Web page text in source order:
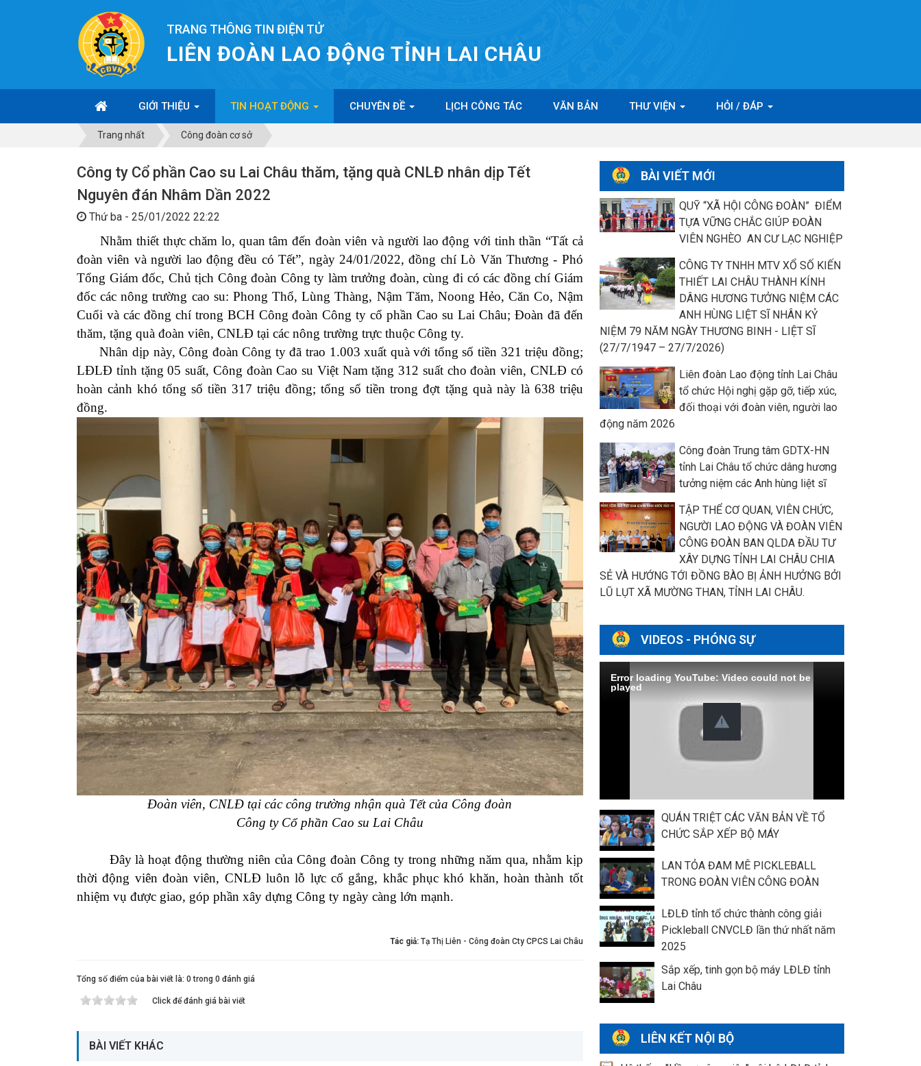
TRANG THÔNG TIN ĐIỆN TỬ
LIÊN ĐOÀN LAO ĐỘNG TỈNH LAI CHÂU
GIỚI THIỆU TIN HOẠT ĐỘNG CHUYÊN ĐỀ LỊCH CÔNG TÁC VĂN BẢN THƯ VIỆN HỎI / ĐÁP
Trang nhất Công đoàn cơ sở
Công ty Cổ phần Cao su Lai Châu thăm, tặng quà CNLĐ nhân dịp Tết
Nguyên đán Nhâm Dần 2022
Thứ ba - 25/01/2022 22:22
Nhằm thiết thực chăm lo, quan tâm đến đoàn viên và người lao động với tinh thần “Tất cả
đoàn viên và người lao động đều có Tết”, ngày 24/01/2022, đồng chí Lò Văn Thương - Phó
Tổng Giám đốc, Chủ tịch Công đoàn Công ty làm trưởng đoàn,cùng đi có các đồng chí Giám
đốc các nông trường cao su: Phong Thổ, Lùng Thàng, Nậm Tăm, Noong Hẻo, Căn Co, Nậm
Cuổi và các đồng chí trong BCH Công đoàn Công ty cổ phần Cao su Lai Châu; Đoàn đã đến
thăm, tặng quà đoàn viên, CNLĐ tại các nông trường trực thuộc Công ty.
Nhân dịp này, Công đoàn Công ty đã trao 1.003 xuất quà với tổng số tiền 321 triệu đồng;
LĐLĐ tỉnh tặng 05suất, Công đoàn Cao su Việt Nam tặng 312 suất chođoàn viên, CNLĐ có
hoàn cảnh khó tổng số tiền 317 triệu đồng; tổng số tiền trong đợt tặng quà này là 638 triệu
đồng.
Đoàn viên, CNLĐ tại các công trường nhận quà Tết của Công đoàn
Công ty Cổ phần Cao su Lai Châu
Đây là hoạt động thường niên của Công đoàn Công ty trong những năm qua, nhằm kịp
thờiđộng viên đoàn viên, CNLĐ luôn lỗ lực cố gắng, khắc phục khó khăn, hoàn thành tốt
nhiệm vụ được giao, góp phần xây dựng Công ty ngày càng lớn mạnh.
Tác giả: Tạ Thị Liên - Công đoàn Cty CPCS Lai Châu
Tổng số điểm của bài viết là: 0 trong 0 đánh giá
Click để đánh giá bài viết
BÀI VIẾT KHÁC
BÀI VIẾT MỚI
QUỸ “XÃ HỘI CÔNG ĐOÀN” ĐIỂM
TỰA VỮNG CHẮC GIÚP ĐOÀN
VIÊN NGHÈO AN CƯ LẠC NGHIỆP
CÔNG TY TNHH MTV XỔ SỐ KIẾN
THIẾT LAI CHÂU THÀNH KÍNH
DÂNG HƯƠNG TƯỞNG NIỆM CÁC
ANH HÙNG LIỆT SĨ NHÂN KỶ
NIỆM 79 NĂM NGÀY THƯƠNG BINH - LIỆT SĨ
(27/7/1947 – 27/7/2026)
Liên đoàn Lao động tỉnh Lai Châu
tổ chức Hội nghị gặp gỡ, tiếp xúc,
đối thoại với đoàn viên, người lao
động năm 2026
Công đoàn Trung tâm GDTX-HN
tỉnh Lai Châu tổ chức dâng hương
tưởng niệm các Anh hùng liệt sĩ
TẬP THỂ CƠ QUAN, VIÊN CHỨC,
NGƯỜI LAO ĐỘNG VÀ ĐOÀN VIÊN
CÔNG ĐOÀN BAN QLDA ĐẦU TƯ
XÂY DỰNG TỈNH LAI CHÂU CHIA
SẺ VÀ HƯỚNG TỚI ĐỒNG BÀO BỊ ẢNH HƯỞNG BỞI
LŨ LỤT XÃ MƯỜNG THAN, TỈNH LAI CHÂU.
VIDEOS - PHÓNG SỰ
Error loading YouTube: Video could not be
played
QUÁN TRIỆT CÁC VĂN BẢN VỀ TỔ
CHỨC SẮP XẾP BỘ MÁY
LAN TỎA ĐAM MÊ PICKLEBALL
TRONG ĐOÀN VIÊN CÔNG ĐOÀN
LĐLĐ tỉnh tổ chức thành công giải
Pickleball CNVCLĐ lần thứ nhất năm
2025
Sắp xếp, tinh gọn bộ máy LĐLĐ tỉnh
Lai Châu
LIÊN KẾT NỘI BỘ